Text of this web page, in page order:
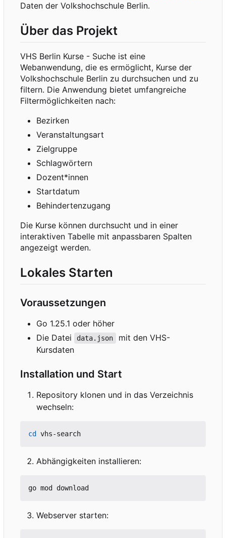
Daten der Volkshochschule Berlin.
Über das Projekt
VHS Berlin Kurse - Suche ist eine
Webanwendung, die es ermöglicht, Kurse der
Volkshochschule Berlin zu durchsuchen und zu
filtern. Die Anwendung bietet umfangreiche
Filtermöglichkeiten nach:
Bezirken
Veranstaltungsart
Zielgruppe
Schlagwörtern
Dozent*innen
Startdatum
Behindertenzugang
Die Kurse können durchsucht und in einer
interaktiven Tabelle mit anpassbaren Spalten
angezeigt werden.
Lokales Starten
Voraussetzungen
Go 1.25.1 oder höher
Die Datei
data.json
mit den VHS-
Kursdaten
Installation und Start
Repository klonen und in das Verzeichnis
wechseln:
cd
Abhängigkeiten installieren:
Webserver starten: